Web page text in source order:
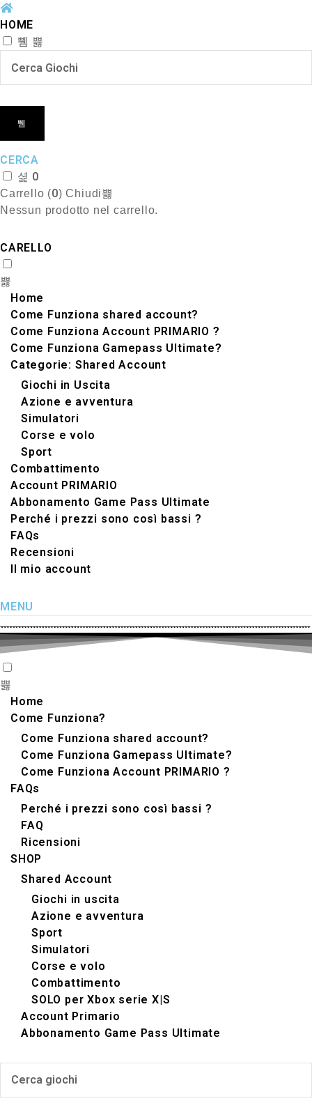
HOME
CERCA
0
Carrello (0)Chiudi
Nessun prodotto nel carrello.
CARELLO
Home
Come Funziona shared account?
Come Funziona Account PRIMARIO ?
Come Funziona Gamepass Ultimate?
Categorie: Shared Account
Giochi in Uscita
Azione e avventura
Simulatori‬
Corse e volo
Sport
Combattimento
Account PRIMARIO
Abbonamento Game Pass Ultimate
Perché i prezzi sono così bassi ?
FAQs
Recensioni
Il mio account
MENU
Home
Come Funziona?
Come Funziona shared account?
Come Funziona Gamepass Ultimate?
Come Funziona Account PRIMARIO ?
FAQs
Perché i prezzi sono così bassi ?
FAQ
Ricensioni
SHOP
Shared Account
Giochi in uscita
Azione e avventura
Sport
Simulatori‬
Corse e volo
Combattimento
SOLO per Xbox serie X|S
Account Primario
Abbonamento Game Pass Ultimate